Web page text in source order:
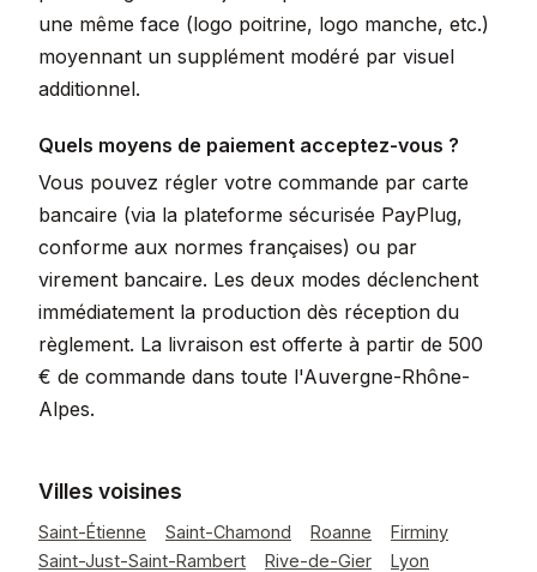
une même face (logo poitrine, logo manche, etc.)
moyennant un supplément modéré par visuel
additionnel.
Quels moyens de paiement acceptez-vous ?
Vous pouvez régler votre commande par carte
bancaire (via la plateforme sécurisée PayPlug,
conforme aux normes françaises) ou par
virement bancaire. Les deux modes déclenchent
immédiatement la production dès réception du
règlement. La livraison est offerte à partir de 500
€ de commande dans toute l'Auvergne-Rhône-
Alpes.
Villes voisines
Saint-Étienne Saint-Chamond Roanne
Firminy
Saint-Just-Saint-Rambert
Rive-de-Gier
Lyon